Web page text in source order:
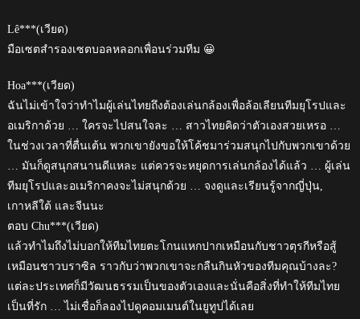
Lê***(เวียด)
มือเซตสำรองเซตบอลหลอกเพื่อนร่วมทีม 😀
Hoa***(เวียด)
ฉันไม่เข้าใจว่าทำไมผู้เล่นไทยถึงต้องเล่นกล้องเพื่อล้อเลียนทีมยุโรปและ
อเมริกาด้วย … ใครจะไปสนใจละ … สาวไทยคิดว่าตัวเองสวยเหรอ …
ในช่วงเวลาที่ตื่นเต้น พวกเขายังขอให้โค้ชมาร่วมสนุกไปกับพวกเขาด้วย
… มันก็ดูสนุกสนานดีแหละ แต่ควรจะหยุดการเล่นกล้องได้แล้ว … ผู้เล่น
ทีมยุโรปและอเมริกาคงจะไม่สนุกด้วย … จงดูและเรียนรู้จากญี่ปุ่น,
เกาหลีใต้ และจีนนะ
ตอบ Chu***(เวียด)
แล้วทำไมถึงไม่บอกให้ทีมไทยตะโกนแหกปากเหมือนกับชาวตุรกีหรือสู้
เหมือนชาวบราซิล ราวกับว่าพวกเขาจะกลืนกินหัวของทีมคุณบ้างละ?
แต่ละประเทศก็มีวัฒนธรรมเป็นของตัวเองและนั่นคือสิ่งที่ทำให้ทีมไทย
เป็นที่รัก … ไม่เชื่อก็ลองไปดูคอมเมนต์ในยูทูปได้เลย